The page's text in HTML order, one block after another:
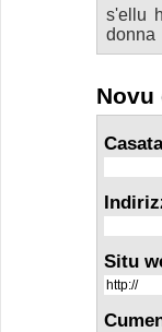
s'ellu
donna
Novu
Situ